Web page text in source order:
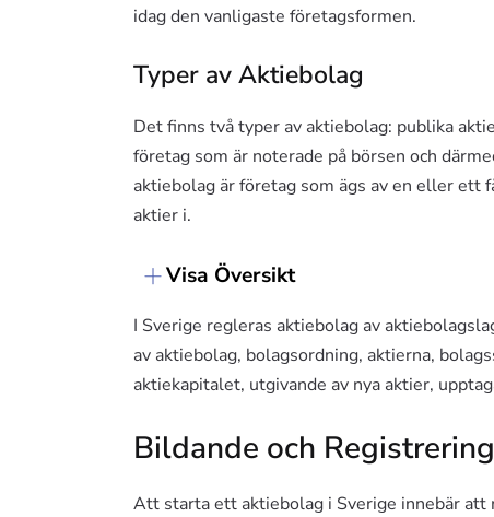
idag den vanligaste företagsformen.
Typer av Aktiebolag
Det finns två typer av aktiebolag: publika
företag som är noterade på börsen och
aktiebolag är företag som ägs av en eller ett
aktier i.
Visa Översikt
I Sverige regleras aktiebolag av
av aktiebolag, bolagsordning, aktierna,
aktiekapitalet, utgivande av nya aktier,
Bildande och Registrering
Att starta ett aktiebolag i Sverige innebär